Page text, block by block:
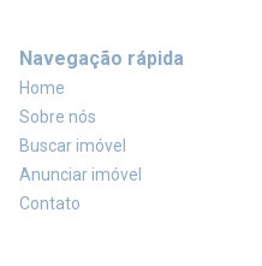
Navegação rápida
Home
Sobre nós
Buscar imóvel
Anunciar imóvel
Contato